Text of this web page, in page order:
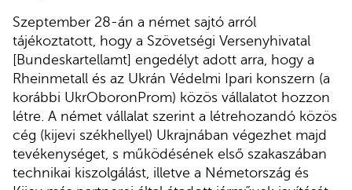
Szeptember 28-án a német sajtó arról
tájékoztatott, hogy a Szövetségi Versenyhivatal
[Bundeskartellamt] engedélyt adott arra, hogy a
Rheinmetall és az Ukrán Védelmi Ipari konszern (a
korábbi UkrOboronProm) közös vállalatot hozzon
létre. A német vállalat szerint a létrehozandó közös
cég (kijevi székhellyel) Ukrajnában végezhet majd
tevékenységet, s működésének első szakaszában
technikai kiszolgálást, illetve a Németország és